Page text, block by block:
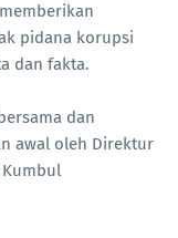
pidana korupsi
dan fakta.
dan
awal oleh Direktur
Kumbul